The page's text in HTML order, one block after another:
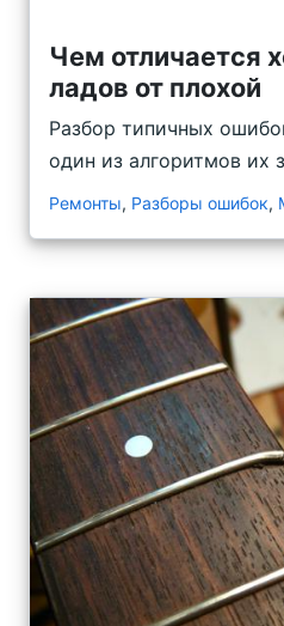
Чем отличается
ладов от плохой
Разбор типичных
один из алгоритмов их
Ремонты, Разборы ошибок,